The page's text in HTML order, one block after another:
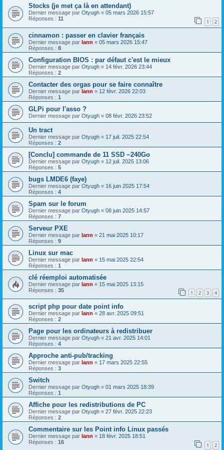
Stocks (je met ça là en attendant)
Dernier message par Otyugh « 05 mars 2026 15:57
Réponses : 11 1 2
cinnamon : passer en clavier français
Dernier message par lann « 05 mars 2026 15:47
Réponses : 8
Configuration BIOS : par défaut c'est le mieux
Dernier message par Otyugh « 14 févr. 2026 23:44
Réponses : 2
Contacter des orgas pour se faire connaître
Dernier message par lann « 12 févr. 2026 22:03
Réponses : 1
GLPi pour l'asso ?
Dernier message par Otyugh « 08 févr. 2026 23:52
Un tract
Dernier message par Otyugh « 17 juil. 2025 22:54
Réponses : 2
[Conclu] commande de 11 SSD ~240Go
Dernier message par Otyugh « 12 juil. 2025 13:06
Réponses : 5
bugs LMDE6 (faye)
Dernier message par Otyugh « 16 juin 2025 17:54
Réponses : 4
Spam sur le forum
Dernier message par Otyugh « 08 juin 2025 14:57
Réponses : 7
Serveur PXE
Dernier message par lann « 21 mai 2025 10:17
Réponses : 9
Linux sur mac
Dernier message par lann « 15 mai 2025 22:54
Réponses : 1
clé réemploi automatisée
Dernier message par lann « 15 mai 2025 13:15
Réponses : 35 1 2 3 4
script php pour date point info
Dernier message par lann « 28 avr. 2025 09:51
Réponses : 2
Page pour les ordinateurs à redistribuer
Dernier message par Otyugh « 21 avr. 2025 14:01
Réponses : 4
Approche anti-pub/tracking
Dernier message par lann « 17 mars 2025 22:55
Réponses : 3
Switch
Dernier message par Otyugh « 01 mars 2025 18:39
Réponses : 1
Affiche pour les redistributions de PC
Dernier message par Otyugh « 27 févr. 2025 22:23
Réponses : 2
Commentaire sur les Point info Linux passés
Dernier message par lann « 18 févr. 2025 18:51
Réponses : 16 1 2